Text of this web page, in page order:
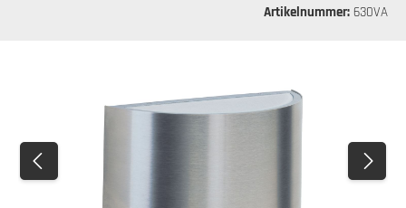
Artikelnummer: 630VA